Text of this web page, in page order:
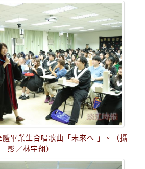
畢業生合唱歌曲「未來へ 」。（攝
影／林宇翔）